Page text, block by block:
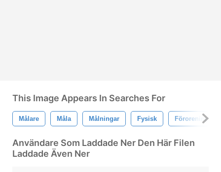
This Image Appears In Searches For
Målare Måla Målningar Fysisk Förorening
Användare Som Laddade Ner Den Här Filen
Laddade Även Ner